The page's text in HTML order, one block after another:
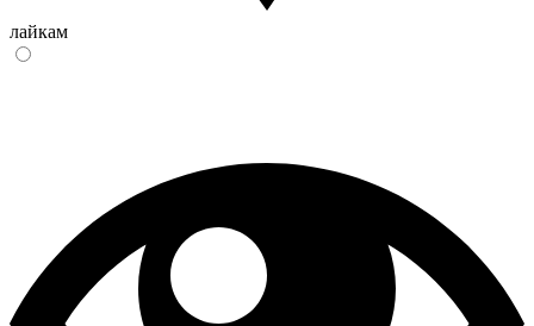
лайкам